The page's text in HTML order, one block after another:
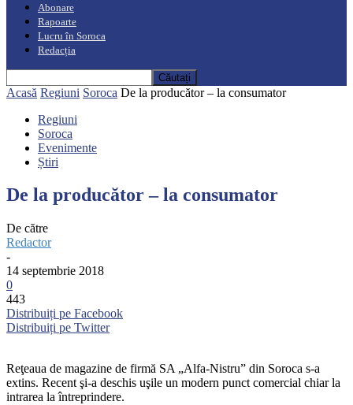
Abonare
Rapoarte
Lucru în Soroca
Redacția
Acasă Regiuni Soroca De la producător – la consumator
Regiuni
Soroca
Evenimente
Știri
De la producător – la consumator
De către
Redactor
-
14 septembrie 2018
0
443
Distribuiți pe Facebook
Distribuiți pe Twitter
Reţeaua de magazine de firmă SA „Alfa-Nistru” din Soroca s-a
extins. Recent şi-a deschis uşile un modern punct comercial chiar la
intrarea la întreprindere.